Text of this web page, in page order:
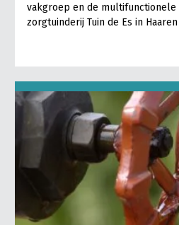
vakgroep en de multifunctionele
zorgtuinderij Tuin de Es in Haaren